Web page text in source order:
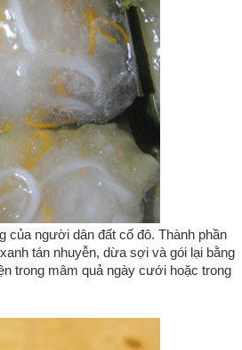
của người dân đất cố đô. Thành phần
tán nhuyễn, dừa sợi và gói lại bằng
trong mâm quả ngày cưới hoặc trong